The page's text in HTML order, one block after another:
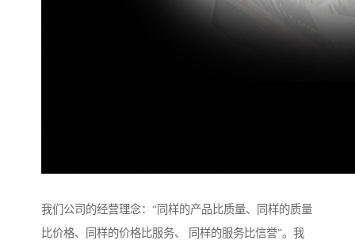
我们公司的经营理念：“同样的产品比质量、同样的质量
比价格、同样的价格比服务、 同样的服务比信誉”。我